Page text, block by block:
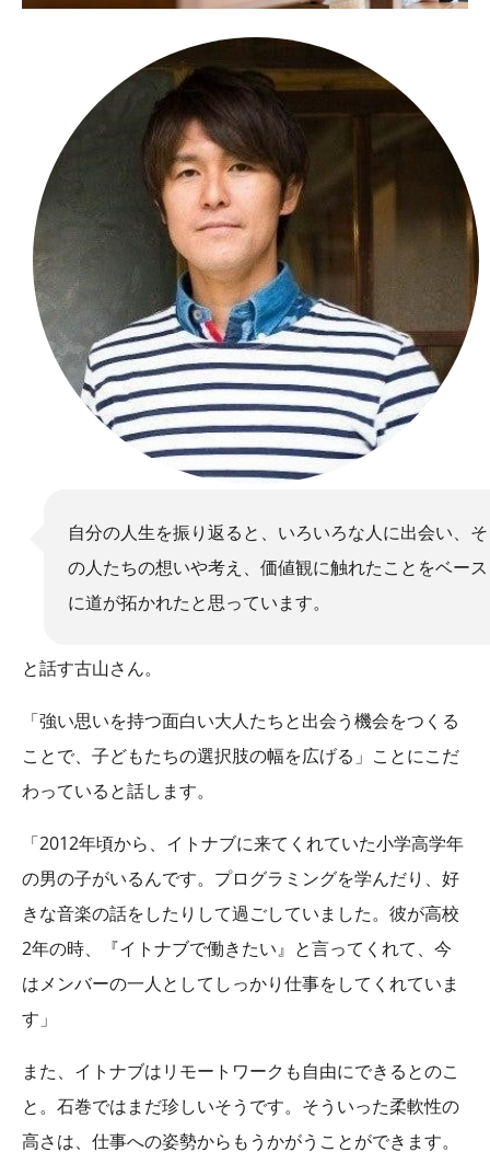
自分の人生を振り返ると、いろいろな人に出会い、そ
の人たちの想いや考え、価値観に触れたことをベース
に道が拓かれたと思っています。
と話す古山さん。
「強い思いを持つ面白い大人たちと出会う機会をつくる
ことで、子どもたちの選択肢の幅を広げる」ことにこだ
わっていると話します。
「2012年頃から、イトナブに来てくれていた小学高学年
の男の子がいるんです。プログラミングを学んだり、好
きな音楽の話をしたりして過ごしていました。彼が高校
2年の時、『イトナブで働きたい』と言ってくれて、今
はメンバーの一人としてしっかり仕事をしてくれていま
す」
また、イトナブはリモートワークも自由にできるとのこ
と。石巻ではまだ珍しいそうです。そういった柔軟性の
高さは、仕事への姿勢からもうかがうことができます。